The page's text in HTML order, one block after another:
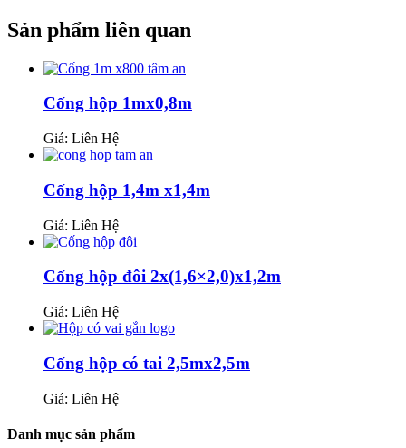
Sản phẩm liên quan
Cống hộp 1mx0,8m
Giá: Liên Hệ
Cống hộp 1,4m x1,4m
Giá: Liên Hệ
Cống hộp đôi 2x(1,6×2,0)x1,2m
Giá: Liên Hệ
Cống hộp có tai 2,5mx2,5m
Giá: Liên Hệ
Danh mục sản phẩm